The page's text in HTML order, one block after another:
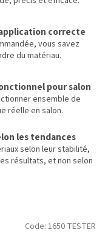
correcte
vous savez
du matériau.
pour salon
ensemble de
réelle en salon.
les tendances
selon leur stabilité,
résultats, et non selon
Code: 1650 TESTER